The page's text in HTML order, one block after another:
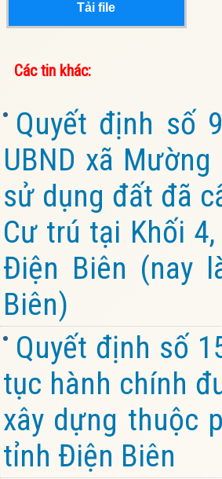
Tải file
Các tin khác:
Quyết định số
UBND xã
sử dụng đất đã
Cư trú tại Khối
Điện Biên (nay
Biên)
Quyết định số
tục hành chính
xây dựng thuộc
tỉnh Điện Biên